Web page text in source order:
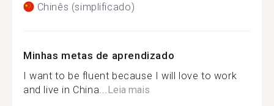
Chinês (simplificado)
Minhas metas de aprendizado
I want to be fluent because I will love to work
and live in China... Leia mais